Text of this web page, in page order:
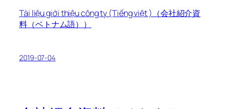
Tài liệu giới thiệu công ty (Tiếng việt )（会社紹介資
料（ベトナム語））
2019-07-04